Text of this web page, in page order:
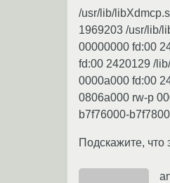
/usr/lib/
1969203 /usr/lib/
00000000 fd:00
fd:00 2420129 /
0000a000 fd:00
0806a000 rw-p
b7f76000-
Подскажите, что